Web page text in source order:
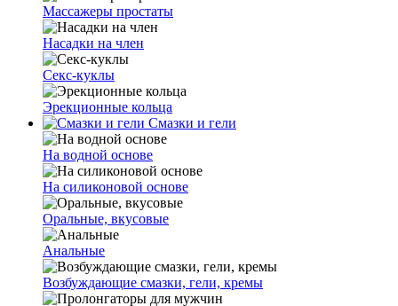
Массажеры простаты
Насадки на член
Секс-куклы
Эрекционные кольца
Смазки и гели
На водной основе
На силиконовой основе
Оральные, вкусовые
Анальные
Возбуждающие смазки, гели, кремы